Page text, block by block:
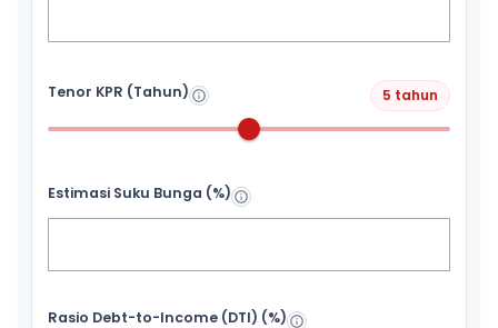
Tenor KPR (Tahun) 5 tahun
Estimasi Suku Bunga (%)
Rasio Debt-to-Income (DTI) (%)